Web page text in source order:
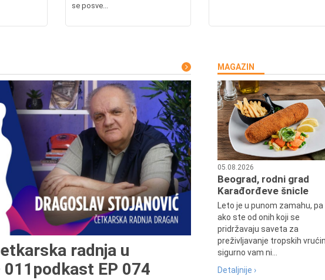
se posve...
radnja u
011podkast EP 074
MAGAZIN
05.08.2026
Beograd, rodni grad
Karađorđeve šnicle
Leto je u punom zamahu, pa
ako ste od onih koji se
pridržavaju saveta za
preživljavanje tropskih
sigurno vam ni...
Detaljnije ›